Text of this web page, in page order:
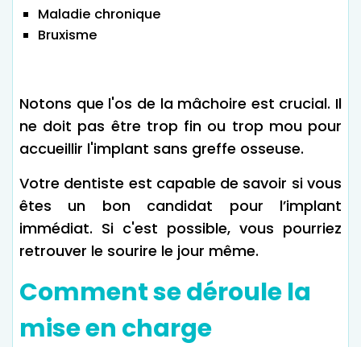
Maladie chronique
Bruxisme
Notons que l'os de la mâchoire est crucial. Il
ne doit pas être trop fin ou trop mou pour
accueillir l'implant sans greffe osseuse.
Votre dentiste est capable de savoir si vous
êtes un bon candidat pour l’implant
immédiat. Si c'est possible, vous pourriez
retrouver le sourire le jour même.
Comment se déroule la
mise en charge